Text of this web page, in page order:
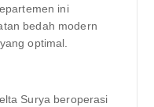
ini
bedah modern
optimal.
Surya beroperasi